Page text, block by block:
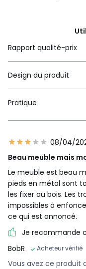
Rapport qualité-prix
Design du produit
Pratique
08/04/
Beau meuble mais
Le meuble est beau
pieds en métal sont
les fixer au bois. Les
impossibles à
ce qui est annoncé.
Je recommande
BobR
Acheteur vérifié
Vous avez ce produit